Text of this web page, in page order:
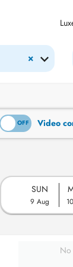
×
OFF Video
SUN
9 Aug
No